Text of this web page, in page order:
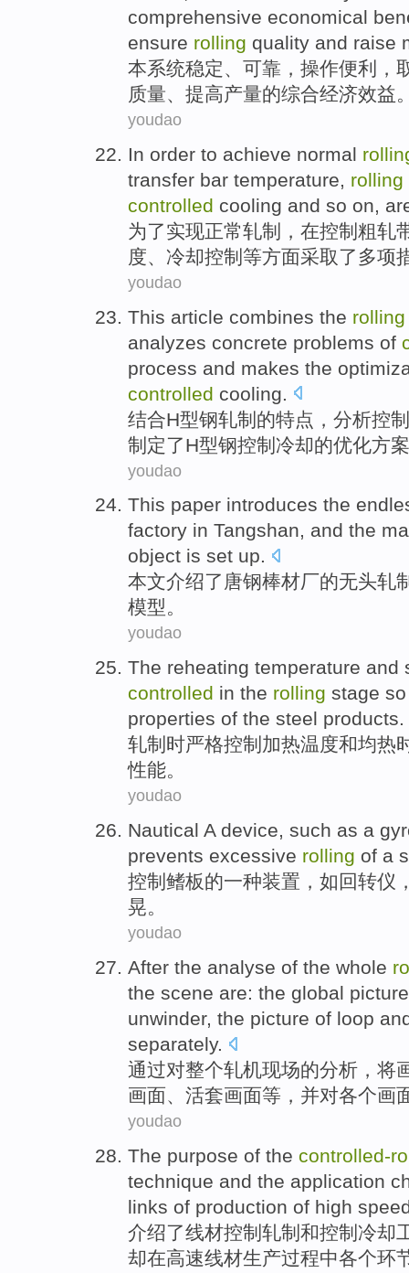
comprehensive economical
ensure rolling quality and raise
本系统稳定、 可靠 ， 操作便利 ，
质量、 提高产量的综合经济效益
youdao
In order to achieve normal
transfer bar temperature, rolling
controlled cooling and so on,
为了实现正常轧制 ， 在控制 粗轧
度、 冷却控制 等方面采取了多项
youdao
This article combines the rolling
analyzes concrete problems of
process and makes the
controlled cooling.
结合H型钢轧制的特点 ， 分析控制
制定了H型钢控制冷却的优化方案
youdao
This paper introduces the
factory in Tangshan, and the
object is set up.
本文介绍了 唐钢棒材厂的无头轧
模型。
youdao
The reheating temperature and
controlled in the rolling stage
properties of the steel products.
轧制 时严格控制 加热温度和均热
性能。
youdao
Nautical A device, such as a
prevents excessive rolling of a
控制 鳍板的一种装置 ， 如 回转仪
晃。
youdao
After the analyse of the whole
the scene are: the global picture
unwinder, the picture of loop
separately.
通过对整个轧机现场的分析 ，将
画面、活套画面等 ， 并对各个画
youdao
The purpose of the controlled-
technique and the application
links of production of high
介绍了线材控制轧制和控制冷却
却在高速线材生产过程中各个环